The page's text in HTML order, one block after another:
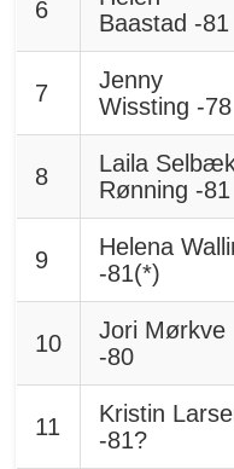
6
Baastad -81
7
Jenny
Wissting -78
8
Laila
Rønning -81
9
Helena
-81(*)
10
Jori Mørkve
-80
11
Kristin
-81?